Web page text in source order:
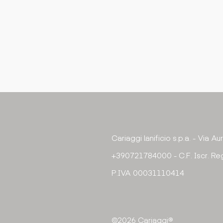
Cariaggi lanificio s.p.a. - Via
+390721784000 - C.F. Iscr.
P.IVA 00031110414
©2026 Cariaggi®